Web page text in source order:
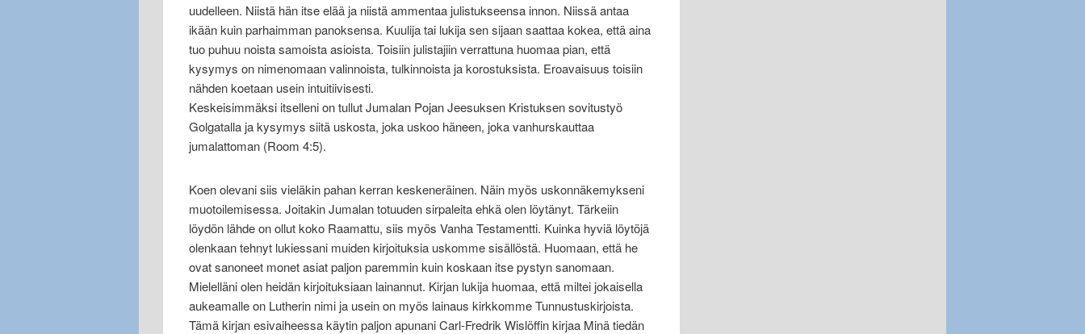
uudelleen. Niistä hän itse elää ja niistä ammentaa julistukseensa innon. Niissä antaa
ikään kuin parhaimman panoksensa. Kuulija tai lukija sen sijaan saattaa kokea, että aina
tuo puhuu noista samoista asioista. Toisiin julistajiin verrattuna huomaa pian, että
kysymys on nimenomaan valinnoista, tulkinnoista ja korostuksista. Eroavaisuus toisiin
nähden koetaan usein intuitiivisesti.
Keskeisimmäksi itselleni on tullut Jumalan Pojan Jeesuksen Kristuksen sovitustyö
Golgatalla ja kysymys siitä uskosta, joka uskoo häneen, joka vanhurskauttaa
jumalattoman (Room 4:5).
Koen olevani siis vieläkin pahan kerran keskeneräinen. Näin myös uskonnäkemykseni
muotoilemisessa. Joitakin Jumalan totuuden sirpaleita ehkä olen löytänyt. Tärkeiin
löydön lähde on ollut koko Raamattu, siis myös Vanha Testamentti. Kuinka hyviä löytöjä
olenkaan tehnyt lukiessani muiden kirjoituksia uskomme sisällöstä. Huomaan, että he
ovat sanoneet monet asiat paljon paremmin kuin koskaan itse pystyn sanomaan.
Mielelläni olen heidän kirjoituksiaan lainannut. Kirjan lukija huomaa, että miltei jokaisella
aukeamalle on Lutherin nimi ja usein on myös lainaus kirkkomme Tunnustuskirjoista.
Tämä kirjan esivaiheessa käytin paljon apunani Carl-Fredrik Wislöffin kirjaa Minä tiedän